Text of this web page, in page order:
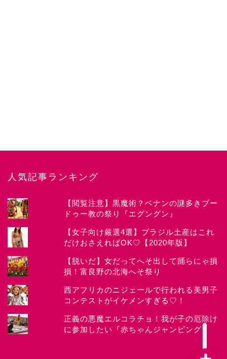
人気記事ランキング
【閲覧注意】黒魔術？ベナンの謎多きブー
ドゥー教の祭り『エグングン』
【女子向け厳選4選】ブラジル土産はこれ
だけおさえればOK♡【2020年版】
【脱いだ】女だってへそ出して踊らにゃ損
損！富良野の北海へそ祭り
西アフリカのニジェールで行われる美男子
コンテストがイケメンすぎる♡！
正義の悪魔エルコラチョ！我が子の厄除け
に参加したい『赤ちゃんジャンピング』
News
about CHIYOKO
Festival
Works